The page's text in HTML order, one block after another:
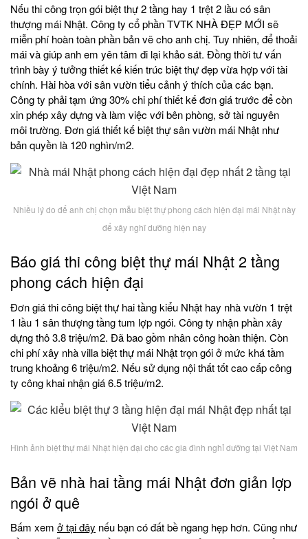
Nếu thi công trọn gói biệt thự 2 tầng hay 1 trệt 2 lầu có sân
thượng mái Nhật. Công ty cổ phần TVTK NHÀ ĐẸP MỚI sẽ
miễn phí hoàn toàn phần bản vẽ cho anh chị. Tuy nhiên, để thoải
mái và giúp anh em yên tâm đi lại khảo sát. Đồng thời tư vấn
trình bày ý tưởng thiết kế kiến trúc biệt thự đẹp vừa hợp với tài
chính. Hài hòa với sân vườn tiểu cảnh ý thích của các bạn.
Công ty phải tạm ứng 30% chi phí thiết kế đơn giá trước để còn
xin phép xây dựng và làm việc với bên phòng, sở tài nguyên
môi trường. Đơn giá thiết kế biệt thự sân vườn mái Nhật như
bản quyền là 120 nghìn/m2.
Nhiều lý do để anh chị chọn mẫu biệt thự phong cách hiện đại mái Nhật này
để xây nghĩ dưỡng hiện nay
Báo giá thi công biệt thự mái Nhật 2 tầng
phong cách hiện đại
Đơn giá thi công biệt thự hai tầng kiểu Nhật hay nhà vườn 1 trệt
1 lầu 1 sân thượng tầng tum lợp ngói. Công ty nhận phần xây
dựng thô 3.8 triệu/m2. Đã bao gồm nhân công hoàn thiện. Còn
chi phí xây nhà villa biệt thự mái Nhật trọn gói ở mức khá tầm
trung khoảng 6 triệu/m2. Nếu sử dụng nội thất tốt cao cấp công
ty công khai nhận giá 6.5 triệu/m2.
Hình ảnh biệt thự mái Nhật hiện đại cho các gia đình nghỉ dưỡng tại Việt Nam
Bản vẽ nhà hai tầng mái Nhật đơn giản lợp
ngói ở quê
Bấm xem ở tại đây nếu bạn có đất bề ngang hẹp hơn. Cũng như